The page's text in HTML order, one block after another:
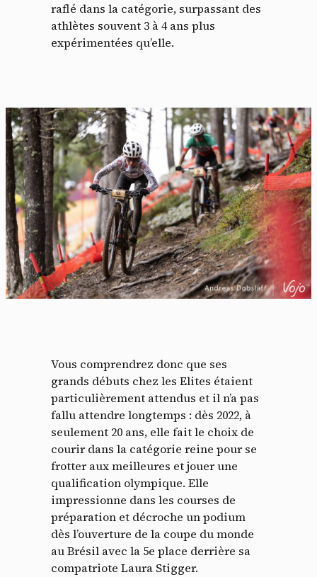
raflé dans la catégorie, surpassant des
athlètes souvent 3 à 4 ans plus
expérimentées qu’elle.
Vous comprendrez donc que ses
grands débuts chez les Elites étaient
particulièrement attendus et il n’a pas
fallu attendre longtemps : dès 2022, à
seulement 20 ans, elle fait le choix de
courir dans la catégorie reine pour se
frotter aux meilleures et jouer une
qualification olympique. Elle
impressionne dans les courses de
préparation et décroche un podium
dès l’ouverture de la coupe du monde
au Brésil avec la 5e place derrière sa
compatriote Laura Stigger.